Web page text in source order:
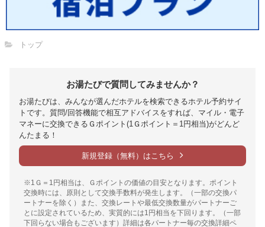
トップ
お湯たびで質問してみませんか？
お湯たびは、みんなが選んだホテルを検索できるホテル予約サイ
トです。質問/回答機能で相互アドバイスをすれば、マイル・電子
マネーに交換できるＧポイント(1Ｇポイント＝1円相当)がどんど
んたまる！
新規登録（無料）はこちら
※1Ｇ＝1円相当は、Ｇポイントの価値の目安となります。ポイント
交換時には、原則として交換手数料が発生します。（一部の交換パ
ートナーを除く）また、交換レートや最低交換数量がパートナーご
とに設定されているため、実質的には1円相当を下回ります。（一部
下回らない場合もございます）詳細は各パートナー毎の交換詳細ペ